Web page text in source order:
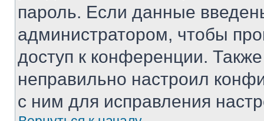
пароль. Если данные
администратором, чтобы
доступ к конференции.
неправильно настроил
с ним для исправления